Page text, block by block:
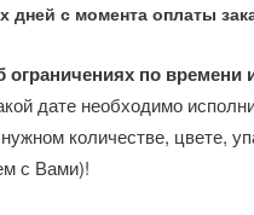
дней с момента оплаты
ограничениях по времени
дате необходимо
количестве, цвете,
с Вами)!